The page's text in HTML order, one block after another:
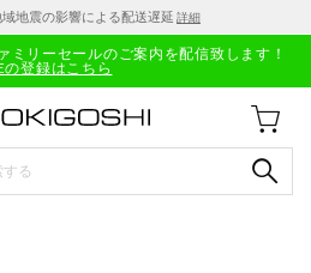
域地震の影響による配送遅延 詳細
ミリーセールのご案内を配信致します！
の登録はこちら